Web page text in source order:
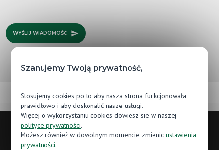
WYŚLIJ WIADOMOŚĆ
Godziny otwarcia
Szanujemy Twoją prywatność,
Stosujemy cookies po to aby nasza strona funkcjonowała
prawidłowo i aby doskonalić nasze usługi.
Więcej o wykorzystaniu cookies dowiesz sie w naszej
polityce prywatności.
Możesz również w dowolnym momencie zmienicustawienia
prywatności.